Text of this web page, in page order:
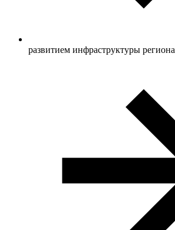
развитием инфраструктуры региона